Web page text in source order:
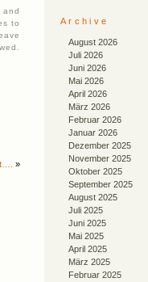
and
to
»
Archive
August 2026
Juli 2026
Juni 2026
Mai 2026
April 2026
März 2026
Februar 2026
Januar 2026
Dezember 2025
November 2025
Oktober 2025
September 2025
August 2025
Juli 2025
Juni 2025
Mai 2025
April 2025
März 2025
Februar 2025